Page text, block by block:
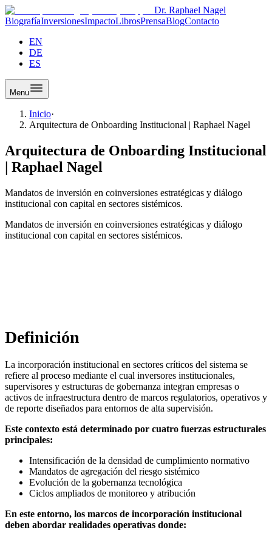
Dr. Raphael Nagel
BiografíaInversionesImpactoLibrosPrensaBlogContacto
EN
DE
ES
Menu
Inicio·
Arquitectura de Onboarding Institucional | Raphael Nagel
Arquitectura de Onboarding Institucional
| Raphael Nagel
Mandatos de inversión en coinversiones estratégicas y diálogo
institucional con capital en sectores sistémicos.
Mandatos de inversión en coinversiones estratégicas y diálogo
institucional con capital en sectores sistémicos.
Definición
La incorporación institucional en sectores críticos del sistema se
refiere al proceso mediante el cual inversores institucionales,
supervisores y estructuras de gobernanza integran empresas o
activos de infraestructura dentro de marcos regulatorios, operativos y
de reporte diseñados para entornos de alta supervisión.
Este contexto está determinado por cuatro fuerzas estructurales
principales:
Intensificación de la densidad de cumplimiento normativo
Mandatos de agregación del riesgo sistémico
Evolución de la gobernanza tecnológica
Ciclos ampliados de monitoreo y atribución
En este entorno, los marcos de incorporación institucional
deben abordar realidades operativas donde: